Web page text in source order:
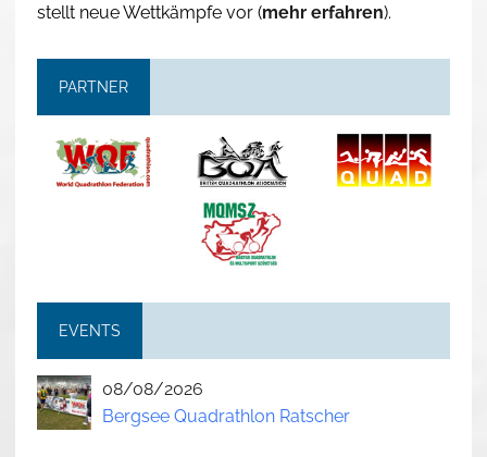
stellt neue Wettkämpfe vor (mehr erfahren).
PARTNER
EVENTS
08/08/2026
Bergsee Quadrathlon Ratscher